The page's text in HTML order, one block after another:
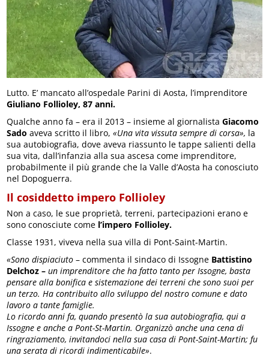
Lutto. E’ mancato all’ospedale Parini di Aosta, l’imprenditore
Giuliano Follioley, 87 anni.
Qualche anno fa – era il 2013 – insieme al giornalistaGiacomo
Sado aveva scritto il libro, «Una vita vissuta sempre di corsa», la
sua autobiografia, dove aveva riassunto le tappe salienti della
sua vita, dall’infanzia alla sua ascesa come imprenditore,
probabilmente il più grande che la Valle d’Aosta ha conosciuto
nel Dopoguerra.
Il cosiddetto impero Follioley
Non a caso, le sue proprietà, terreni, partecipazioni erano e
sono conosciute come l’impero Follioley.
Classe 1931, viveva nella sua villa di Pont-Saint-Martin.
«Sono dispiaciuto – commenta il sindaco di Issogne Battistino
Delchoz – un imprenditore che ha fatto tanto per Issogne, basta
pensare alla bonifica e sistemazione dei terreni che sono suoi per
un terzo. Ha contribuito allo sviluppo del nostro comune e dato
lavoro a tante famiglie.
Lo ricordo anni fa, quando presentò la sua autobiografia, qui a
Issogne e anche a Pont-St-Martin. Organizzò anche una cena di
ringraziamento, invitandoci nella sua casa di Pont-Saint-Martin; fu
una serata di ricordi indimenticabile».